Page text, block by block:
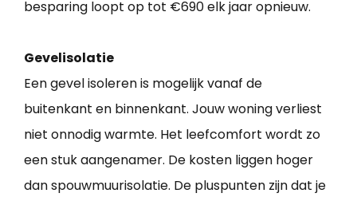
besparing loopt op tot €690 elk jaar opnieuw.
Gevelisolatie
Een gevel isoleren is mogelijk vanaf de
buitenkant en binnenkant. Jouw woning verliest
niet onnodig warmte. Het leefcomfort wordt zo
een stuk aangenamer. De kosten liggen hoger
dan spouwmuurisolatie. De pluspunten zijn dat je